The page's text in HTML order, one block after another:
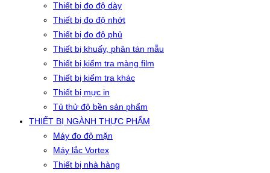
Thiết bị đo độ dày
Thiết bị đo độ nhớt
Thiết bị đo độ phủ
Thiết bị khuấy, phân tán mẫu
Thiết bị kiểm tra màng film
Thiết bị kiểm tra khác
Thiết bị mực in
Tủ thử độ bền sản phẩm
THIẾT BỊ NGÀNH THỰC PHẨM
Máy đo độ mặn
Máy lắc Vortex
Thiết bị nhà hàng